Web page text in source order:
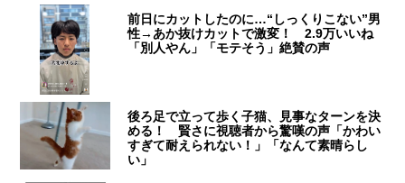
前日にカットしたのに…“しっくりこない”男
性→あか抜けカットで激変！ 2.9万いいね
「別人やん」「モテそう」絶賛の声
後ろ足で立って歩く子猫、見事なターンを決
める！ 賢さに視聴者から驚嘆の声「かわい
すぎて耐えられない！」「なんて素晴らし
い」